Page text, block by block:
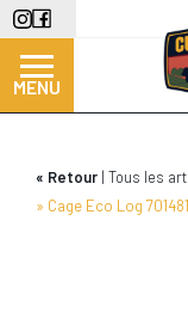
Aller
au
contenu
principal
MENU
Retour Tous les
Cage Eco Log